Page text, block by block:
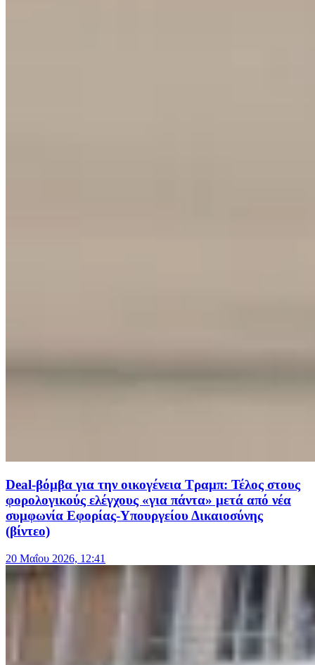
Deal-βόμβα για την οικογένεια Τραμπ: Τέλος στους
φορολογικούς ελέγχους «για πάντα» μετά από νέα
συμφωνία Εφορίας-Υπουργείου Δικαιοσύνης
(βίντεο)
20 Μαΐου 2026, 12:41